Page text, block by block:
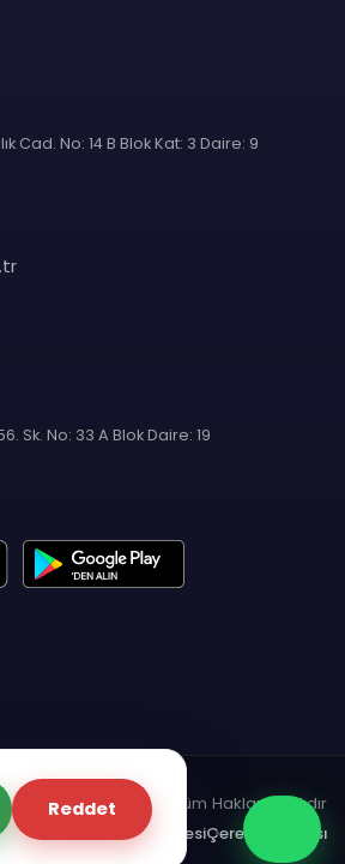
Cad. No: 14 B Blok Kat: 3 Daire: 9
Sk. No: 33 A Blok Daire: 19
| Hukuk Asistan • Tüm Hakları Saklıdır
Güvenlik SözleşmesiÇerez Politikası
Reddet